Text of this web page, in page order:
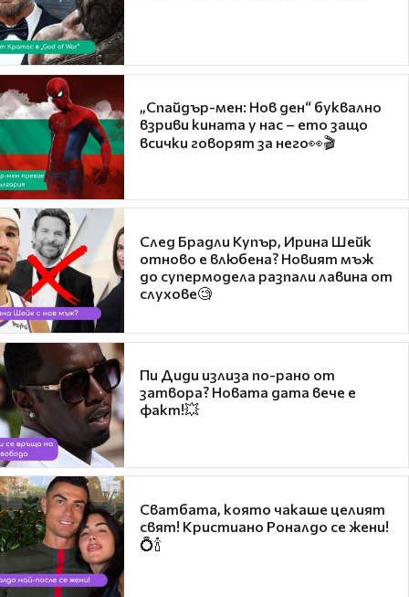
„Спайдър-мен: Нов ден“ буквално
взриви кината у нас – ето защо
всички говорят за него👀🎬
След Брадли Купър, Ирина Шейк
отново е влюбена? Новият мъж
до супермодела разпали лавина от
слухове🧐
Пи Диди излиза по-рано от
затвора? Новата дата вече е
факт!💥
Сватбата, която чакаше целият
свят! Кристиано Роналдо се жени!
💍🍾